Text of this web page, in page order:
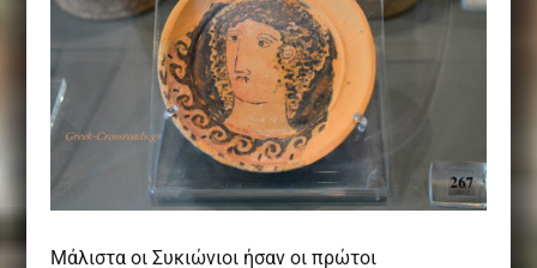
Μάλιστα οι Συκιώνιοι ήσαν οι πρώτοι